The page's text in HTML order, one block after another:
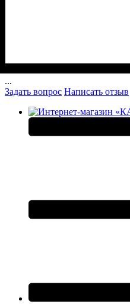
...
Задать вопрос Написать отзыв